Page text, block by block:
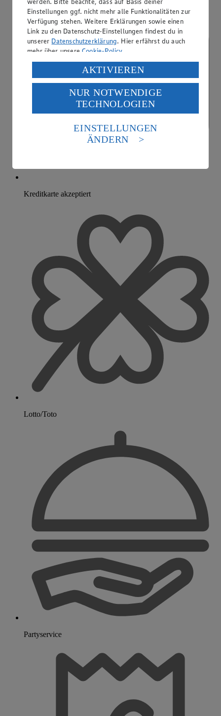
Kreditkarte akzeptiert
Lotto/Toto
Partyservice
Einstellungen ggf. nicht mehr alle Funktionalitäten zur
Verfügung stehen. Weitere Erklärungen sowie einen
Link zu den Datenschutz-Einstellungen findest du in
unserer Datenschutzerklärung. Hier erfährst du auch
mehr über unsereCookie-Policy.
Verarbeitung deiner personenbezogenen Daten in den
USA durch Facebook und YouTube:
Wenn du auf „Aktivieren“ klickst, willigst du im Sinne
des Art. 49 Abs. 1 Satz 1 lit. a) DSGVO ein, dass deine
Daten in den USA verarbeitet werden. Der EuGH sieht
die USA als Land mit einem nach europäischen
Standards nicht angemessenen Datenschutzniveau an.
Es besteht das Risiko eines Zugriffs durch US-
Informationen zum Herausgeber der Seite findest du
AKTIVIEREN
NUR NOTWENDIGE
TECHNOLOGIEN
EINSTELLUNGEN
ÄNDERN